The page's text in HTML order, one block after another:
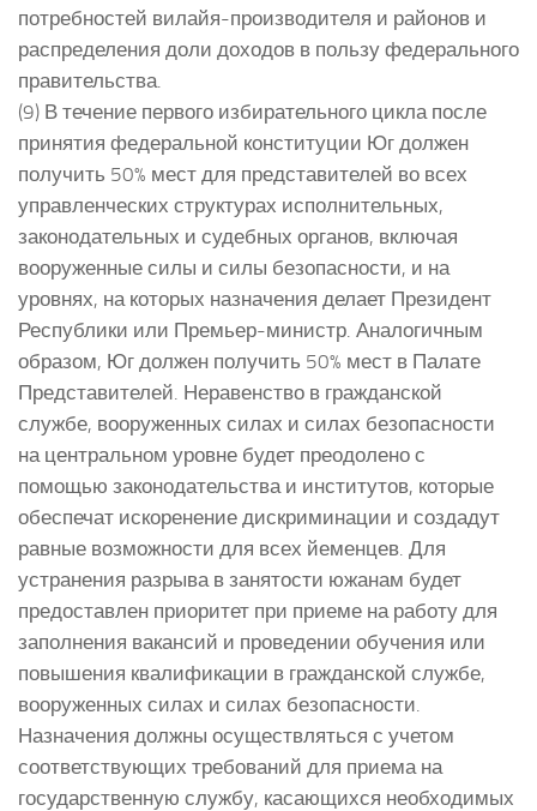
потребностей вилайя-производителя и районов и
распределения доли доходов в пользу федерального
правительства.
(9) В течение первого избирательного цикла после
принятия федеральной конституции Юг должен
получить 50% мест для представителей во всех
управленческих структурах исполнительных,
законодательных и судебных органов, включая
вооруженные силы и силы безопасности, и на
уровнях, на которых назначения делает Президент
Республики или Премьер-министр. Аналогичным
образом, Юг должен получить 50% мест в Палате
Представителей. Неравенство в гражданской
службе, вооруженных силах и силах безопасности
на центральном уровне будет преодолено с
помощью законодательства и институтов, которые
обеспечат искоренение дискриминации и создадут
равные возможности для всех йеменцев. Для
устранения разрыва в занятости южанам будет
предоставлен приоритет при приеме на работу для
заполнения вакансий и проведении обучения или
повышения квалификации в гражданской службе,
вооруженных силах и силах безопасности.
Назначения должны осуществляться с учетом
соответствующих требований для приема на
государственную службу, касающихся необходимых